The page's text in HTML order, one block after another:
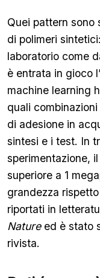
Quei pattern sono
di polimeri sintetici:
laboratorio come
è entrata in gioco
machine learning
quali
di adesione in
sintesi e i test. In
sperimentazione,
superiore a 1
grandezza
riportati in
Natureed è stato
rivista.